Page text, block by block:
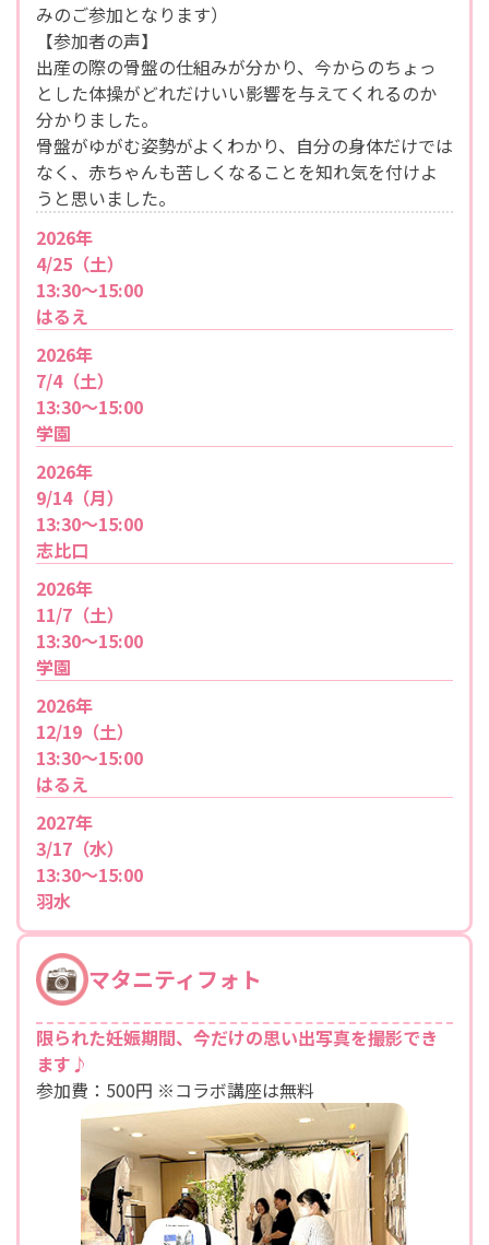
みのご参加となります）
【参加者の声】
出産の際の骨盤の仕組みが分かり、今からのちょっ
とした体操がどれだけいい影響を与えてくれるのか
分かりました。
骨盤がゆがむ姿勢がよくわかり、自分の身体だけでは
なく、赤ちゃんも苦しくなることを知れ気を付けよ
うと思いました。
2026年
4/25（土）
13:30〜15:00
はるえ
2026年
7/4（土）
13:30～15:00
学園
2026年
9/14（月）
13:30～15:00
志比口
2026年
11/7（土）
13:30～15:00
学園
2026年
12/19（土）
13:30～15:00
はるえ
2027年
3/17（水）
13:30～15:00
羽水
マタニティフォト
限られた妊娠期間、今だけの思い出写真を撮影でき
ます♪
参加費：500円 ※コラボ講座は無料